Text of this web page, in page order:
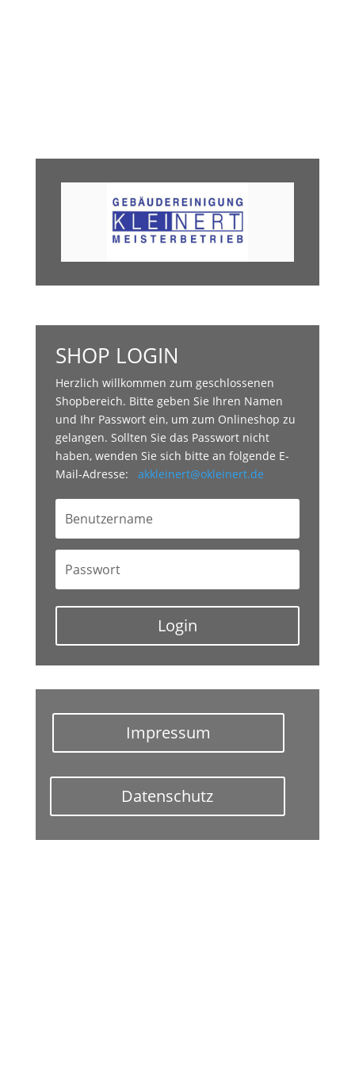
SHOP LOGIN
Herzlich willkommen zum geschlossenen
Shopbereich. Bitte geben Sie Ihren Namen
und Ihr Passwort ein, um zum Onlineshop zu
gelangen. Sollten Sie das Passwort nicht
haben, wenden Sie sich bitte an folgende E-
Mail-Adresse: akkleinert@okleinert.de
Login
Impressum
Datenschutz